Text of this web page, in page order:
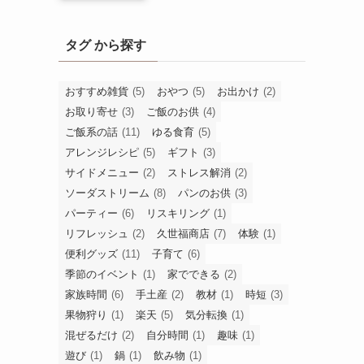
タグ から探す
おすすめ雑貨 (5) おやつ (5) お出かけ (2)
お取り寄せ (3) ご飯のお供 (4)
ご飯系の話 (11) ゆる食育 (5)
アレンジレシピ (5) ギフト (3)
サイドメニュー (2) ストレス解消 (2)
ソーダストリーム (8) パンのお供 (3)
パーティー (6) リスキリング (1)
リフレッシュ (2) 久世福商店 (7) 体験 (1)
便利グッズ (11) 子育て (6)
季節のイベント (1) 家でできる (2)
家族時間 (6) 手土産 (2) 教材 (1) 時短 (3)
果物狩り (1) 楽天 (5) 気分転換 (1)
混ぜるだけ (2) 自分時間 (1) 趣味 (1)
遊び (1) 鍋 (1) 飲み物 (1)